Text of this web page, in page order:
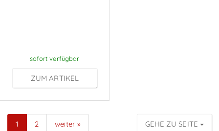
sofort verfügbar
ZUM ARTIKEL
1 2 weiter » GEHE ZU SEITE